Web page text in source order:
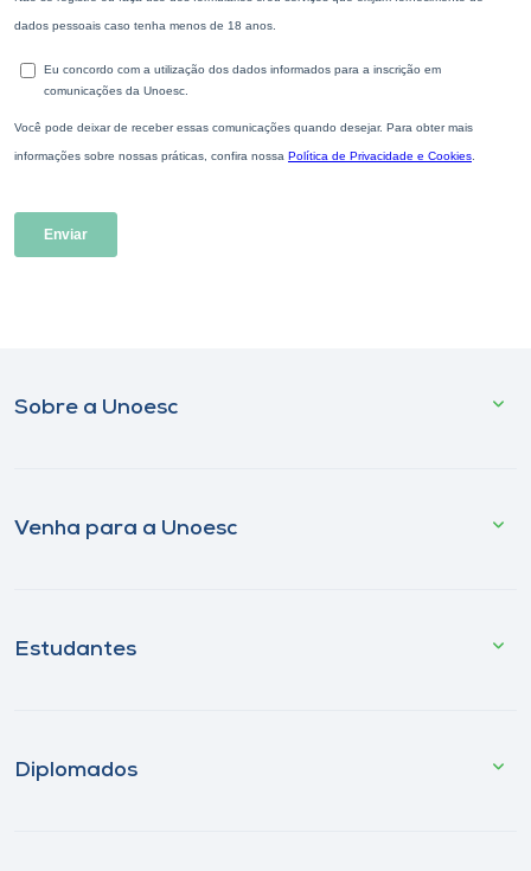
Sobre a Unoesc
Venha para a Unoesc
Estudantes
Diplomados